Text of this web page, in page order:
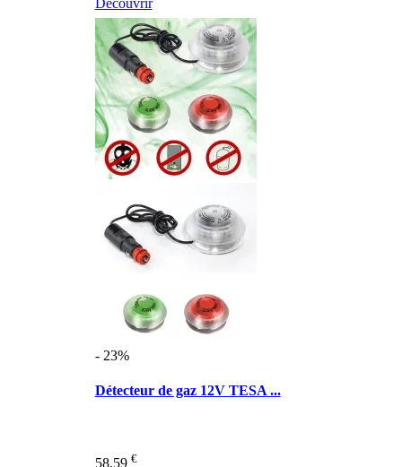
Découvrir
- 23%
Détecteur de gaz 12V TESA ...
58,59 €